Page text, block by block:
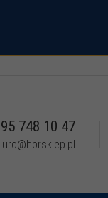
95 748 10 47